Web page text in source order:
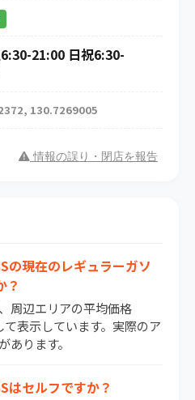
21:00 日祝6:30-
130.7269005
情報の誤り・閉店を報告
の現在のレギュラーガソ
？
周辺エリアの平均価格
て表示しています。実際のア
あります。
はセルフですか？